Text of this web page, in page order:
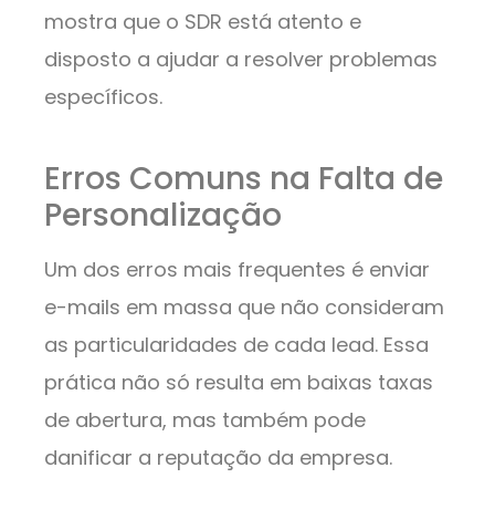
mostra que o SDR está atento e
disposto a ajudar a resolver problemas
específicos.
Erros Comuns na Falta de
Personalização
Um dos erros mais frequentes é enviar
e-mails em massa que não consideram
as particularidades de cada lead. Essa
prática não só resulta em baixas taxas
de abertura, mas também pode
danificar a reputação da empresa.